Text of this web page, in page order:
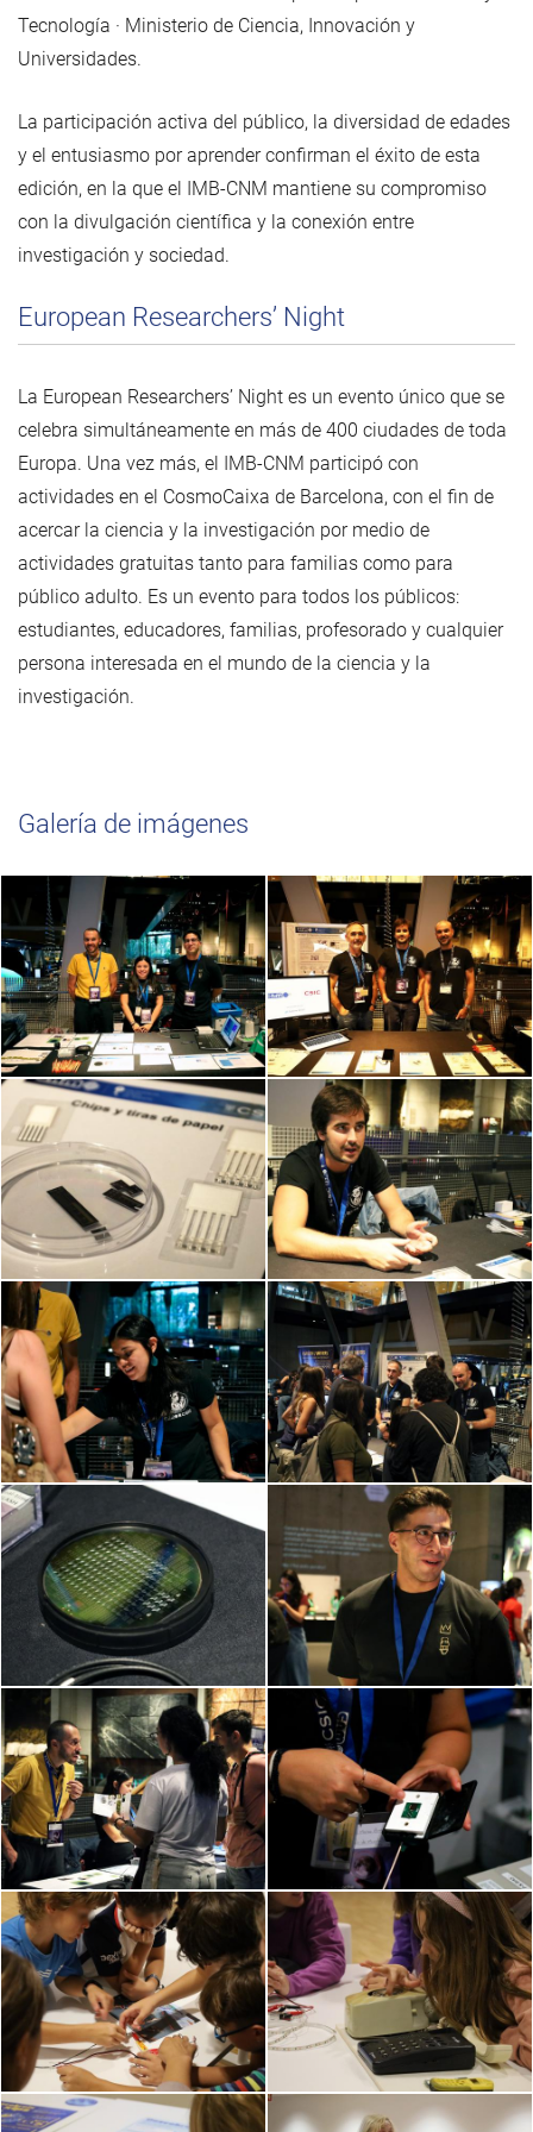
Tecnología · Ministerio de Ciencia, Innovación y
Universidades.
La participación activa del público, la diversidad de edades
y el entusiasmo por aprender confirman el éxito de esta
edición, en la que el IMB-CNM mantiene su compromiso
con la divulgación científica y la conexión entre
investigación y sociedad.
European Researchers’ Night
La European Researchers’ Night es un evento único que se
celebra simultáneamente en más de 400 ciudades de toda
Europa. Una vez más, el IMB-CNM participó con
actividades en el CosmoCaixa de Barcelona, con el fin de
acercar la ciencia y la investigación por medio de
actividades gratuitas tanto para familias como para
público adulto. Es un evento para todos los públicos:
estudiantes, educadores, familias, profesorado y cualquier
persona interesada en el mundo de la ciencia y la
investigación.
Galería de imágenes